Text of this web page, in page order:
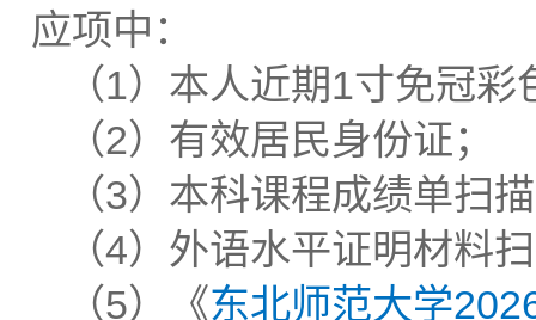
应项中：
（1）本人近期1寸免冠
（2）有效居民身份证；
（3）本科课程成绩单扫
（4）外语水平证明材料
（5）《东北师范大学